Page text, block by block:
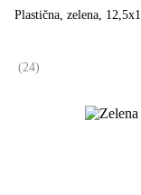
Plastična, zelena,
(24)